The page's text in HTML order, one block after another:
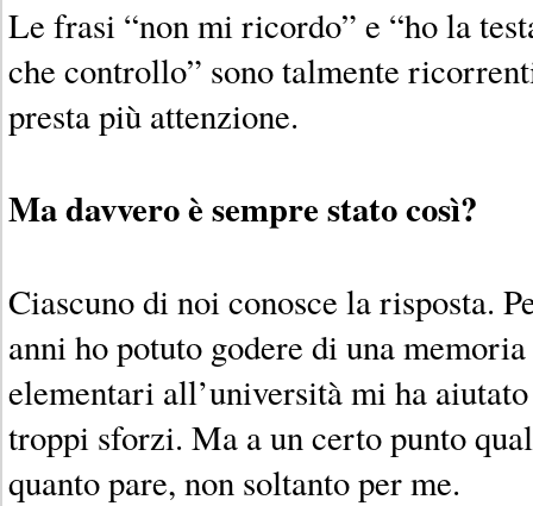
Le frasi “non mi ricordo” e “ho la
che controllo” sono talmente
presta più attenzione.
Ma davvero è sempre stato così?
Ciascuno di noi conosce la risposta.
anni ho potuto godere di una
elementari all’università mi ha
troppi sforzi. Ma a un certo punto
quanto pare, non soltanto per me.